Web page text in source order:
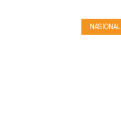
NASIONAL